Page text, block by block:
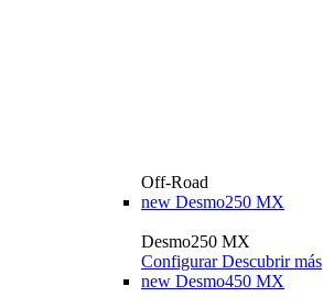
Off-Road
new Desmo250 MX
Desmo250 MX
Configurar Descubrir más
new Desmo450 MX